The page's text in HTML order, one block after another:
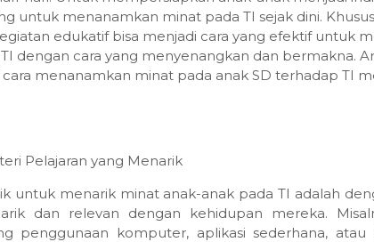
untuk menanamkan minat pada TI sejak dini.
edukatif bisa menjadi cara yang efektif untuk
dengan cara yang menyenangkan dan bermakna.
menanamkan minat pada anak SD terhadap TI
Pelajaran yang Menarik
untuk menarik minat anak-anak pada TI adalah
dan relevan dengan kehidupan mereka.
penggunaan komputer, aplikasi sederhana,